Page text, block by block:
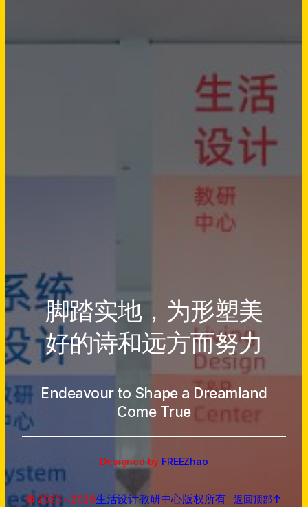
脚踏实地，为形塑美
好的诗和远方而努力
Endeavour to Shape a Dreamland
Come True
Designed by FREEZhao
© 2023～2026生活设计教研中心版权所有 返回顶部↑